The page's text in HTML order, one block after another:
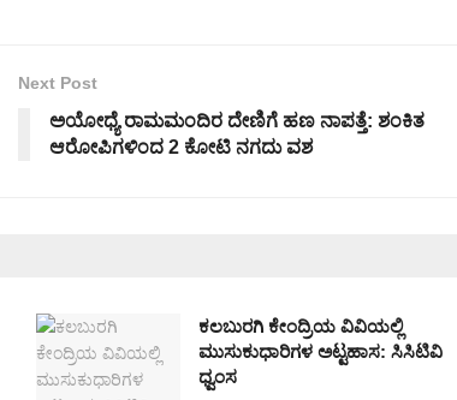
Next Post
ಅಯೋಧ್ಯೆ ರಾಮಮಂದಿರ ದೇಣಿಗೆ ಹಣ ನಾಪತ್ತೆ: ಶಂಕಿತ
ಆರೋಪಿಗಳಿಂದ 2 ಕೋಟಿ ನಗದು ವಶ
ಕಲಬುರಗಿ ಕೇಂದ್ರಿಯ ವಿವಿಯಲ್ಲಿ
ಮುಸುಕುಧಾರಿಗಳ ಅಟ್ಟಹಾಸ: ಸಿಸಿಟಿವಿ
ಧ್ವಂಸ